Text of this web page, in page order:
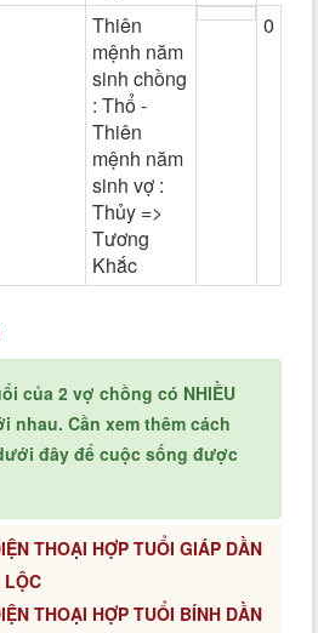
Thiên
mệnh năm
sinh chồng
: Thổ -
Thiên
mệnh năm
sinh vợ :
Thủy =>
Tương
Khắc
0
của 2 vợ chồng có NHIỀU
nhau. Cần xem thêm cách
đây để cuộc sống được
THOẠI HỢP TUỔI GIÁP DẦN
LỘC
THOẠI HỢP TUỔI BÍNH DẦN